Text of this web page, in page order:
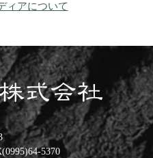
ィアについて
5370